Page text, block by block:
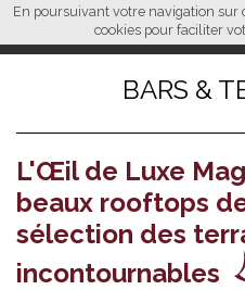
En poursuivant votre navigation sur
cookies pour faciliter
L M
BARS &
L'Œil de Luxe
beaux rooftops
sélection des
incontournables